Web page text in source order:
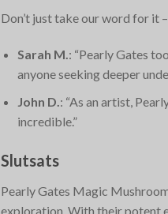
Don’t just take our word for it
Sarah M.: “Pearly Gates
anyone seeking deeper
John D. : “As an artist,
incredible.”
Slutsats
Pearly Gates Magic
exploration. With their potent